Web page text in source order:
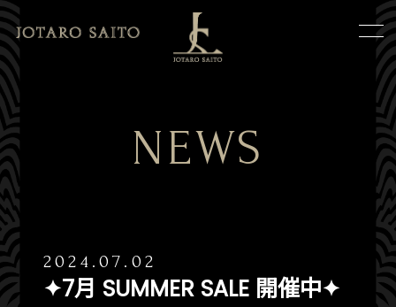
NEWS
2024.07.02
✦7月 SUMMER SALE 開催中✦